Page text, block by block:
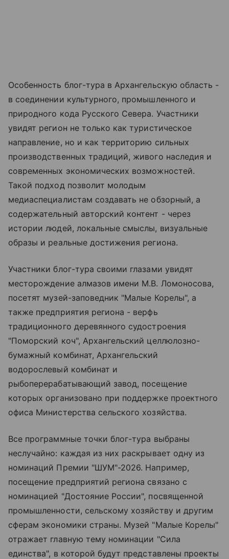
Особенность блог-тура в Архангельскую область -
в соединении культурного, промышленного и
природного кода Русского Севера. Участники
увидят регион не только как туристическое
направление, но и как территорию сильных
производственных традиций, живого наследия и
современных экономических возможностей.
Такой подход позволит молодым
медиаспециалистам создавать не обзорный, а
содержательный авторский контент - через
истории людей, локальные смыслы, визуальные
образы и реальные достижения региона.
Участники блог-тура своими глазами увидят
месторождение алмазов имени М.В. Ломоносова,
посетят музей-заповедник "Малые Корелы", а
также предприятия региона - верфь
традиционного деревянного судостроения
"Поморский коч", Архангельский целлюлозно-
бумажный комбинат, Архангельский
водорослевый комбинат и
рыбоперерабатывающий завод, посещение
которых организовано при поддержке проектного
офиса Министерства сельского хозяйства.
Все программные точки блог-тура выбраны
неслучайно: каждая из них раскрывает одну из
номинаций Премии "ШУМ"-2026. Например,
посещение предприятий региона связано с
номинацией "Достояние России", посвященной
промышленности, сельскому хозяйству и другим
сферам экономики страны. Музей "Малые Корелы"
отражает главную тему номинации "Сила
единства", в которой будут представлены проекты